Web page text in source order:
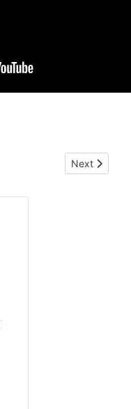
Next article:
Next